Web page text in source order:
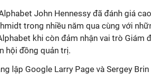
John Hennessy đã đánh giá
trong nhiều năm qua cùng với
khi còn đảm nhận vai trò Giám
hội đồng quản trị.
lập Google Larry Page và Sergey